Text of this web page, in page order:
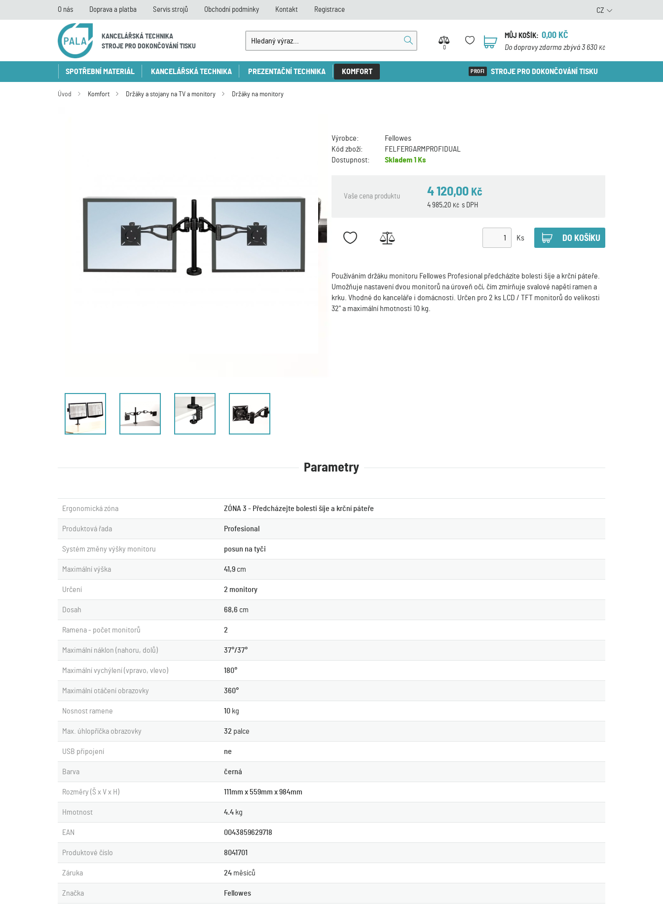
O nás Doprava a platba Servis strojů Obchodní podmínky Kontakt Registrace CZ
KANCELÁŘSKÁ TECHNIKA
STROJE PRO DOKONČOVÁNÍ TISKU
0
0
MŮJ KOŠÍK: 0,00 KČ
Do dopravy zdarma zbývá 3 630 Kč
SPOTŘEBNÍ MATERIÁL KANCELÁŘSKÁ TECHNIKA PREZENTAČNÍ TECHNIKA KOMFORT STROJE PRO DOKONČOVÁNÍ TISKU
Úvod Komfort Držáky a stojany na TV a monitory Držáky na monitory
Výrobce:
Fellowes
Kód zboží:
FELFERGARMPROFIDUAL
Dostupnost:
Skladem1 Ks
Vaše cena produktu 4 120,00 Kč
s DPH
4 985,20 Kč
Ks
Používáním držáku monitoru Fellowes Profesional předcházíte bolesti šíje a krční páteře.
Umožňuje nastavení dvou monitorů na úroveň očí, čím zmírňuje svalové napětí ramen a
krku. Vhodné do kanceláře i domácnosti. Určen pro 2 ks LCD / TFT monitorů do velikosti
32" a maximální hmotnosti 10 kg.
Parametry
Ergonomická zóna ZÓNA 3 - Předcházejte bolesti šíje a krční páteře
Produktová řada Profesional
Systém změny výšky monitoru posun na tyči
Maximální výška 41,9 cm
Určení 2 monitory
Dosah 68,6 cm
Ramena - počet monitorů 2
Maximální náklon (nahoru, dolů) 37°/37°
Maximální vychýlení (vpravo, vlevo) 180°
Maximální otáčení obrazovky 360°
Nosnost ramene 10 kg
Max. úhlopříčka obrazovky 32 palce
USB připojení ne
Barva černá
Rozměry (Š x V x H) 111mm x 559mm x 984mm
Hmotnost 4.4 kg
EAN 0043859629718
Produktové číslo 8041701
Záruka 24 měsíců
Značka Fellowes